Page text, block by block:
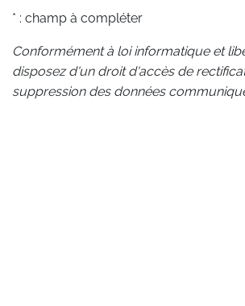
* : champ à compléter
Conformément à loi informatique et
disposez d'un droit d'accès de
suppression des données